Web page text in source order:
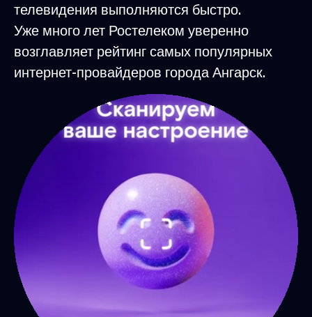
телевидения выполняются быстро.
Уже много лет Ростелеком уверенно
возглавляет рейтинг самых популярных
интернет-провайдеров города Ангарск.